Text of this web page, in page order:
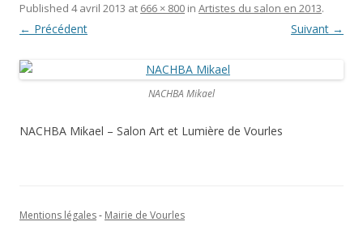
Published 4 avril 2013 at 666 × 800 in Artistes du salon en 2013.
← Précédent Suivant →
NACHBA Mikael
NACHBA Mikael – Salon Art et Lumière de Vourles
Mentions légales- Mairie de Vourles